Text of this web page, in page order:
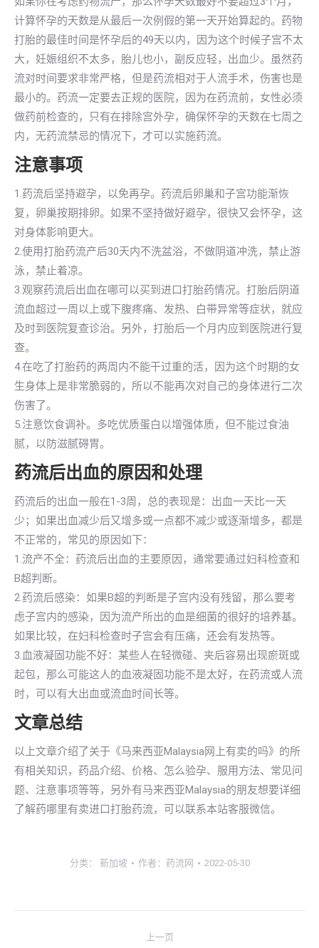
计算怀孕的天数是从最后一次例假的第一天开始算起的。药物
打胎的最佳时间是怀孕后的49天以内，因为这个时候子宫不太
大，妊娠组织不太多，胎儿也小，副反应轻，出血少。虽然药
流对时间要求非常严格，但是药流相对于人流手术，伤害也是
最小的。药流一定要去正规的医院，因为在药流前，女性必须
做药前检查的，只有在排除宫外孕，确保怀孕的天数在七周之
内，无药流禁忌的情况下，才可以实施药流。
注意事项
1.药流后坚持避孕，以免再孕。药流后卵巢和子宫功能渐恢
复，卵巢按期排卵。如果不坚持做好避孕，很快又会怀孕，这
对身体影响更大。
2.使用打胎药流产后30天内不洗盆浴，不做阴道冲洗，禁止游
泳，禁止着凉。
3.观察药流后出血在哪可以买到进口打胎药情况。打胎后阴道
流血超过一周以上或下腹疼痛、发热、白带异常等症状，就应
及时到医院复查诊治。另外，打胎后一个月内应到医院进行复
查。
4.在吃了打胎药的两周内不能干过重的活，因为这个时期的女
生身体上是非常脆弱的，所以不能再次对自己的身体进行二次
伤害了。
5.注意饮食调补。多吃优质蛋白以增强体质，但不能过食油
腻，以防滋腻碍胃。
药流后出血的原因和处理
药流后的出血一般在1-3周，总的表现是：出血一天比一天
少；如果出血减少后又增多或一点都不减少或逐渐增多，都是
不正常的，常见的原因如下：
1.流产不全：药流后出血的主要原因，通常要通过妇科检查和
B超判断。
2.药流后感染：如果B超的判断是子宫内没有残留，那么要考
虑子宫内的感染，因为流产所出的血是细菌的很好的培养基。
如果比较，在妇科检查时子宫会有压痛，还会有发热等。
3.血液凝固功能不好：某些人在轻微碰、夹后容易出现瘀斑或
起包，那么可能这人的血液凝固功能不是太好，在药流或人流
时，可以有大出血或流血时间长等。
文章总结
以上文章介绍了关于《马来西亚Malaysia网上有卖的吗》的所
有相关知识，药品介绍、价格、怎么验孕、服用方法、常见问
题、注意事项等等，另外有马来西亚Malaysia的朋友想要详细
了解药哪里有卖进口打胎药流，可以联系本站客服微信。
分类： 新加坡 作者： 药流网 2022-05-30
上一页